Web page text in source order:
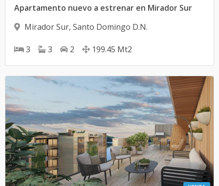
Apartamento nuevo a estrenar en Mirador Sur
Mirador Sur, Santo Domingo D.N.
3 3 2 199.45 Mt2